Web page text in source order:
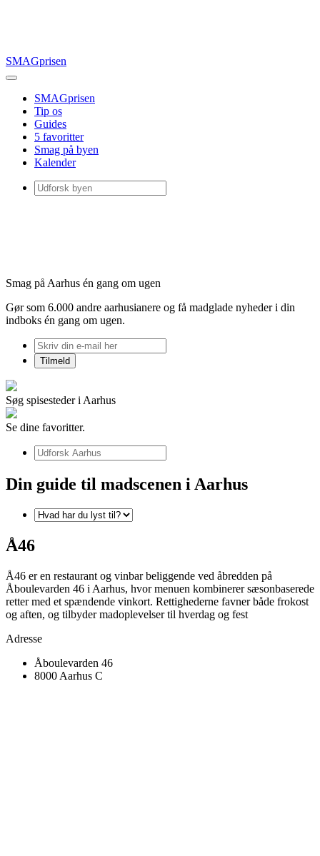
SMAGprisen
SMAGprisen
Tip os
Guides
5 favoritter
Smag på byen
Kalender
Smag på Aarhus én gang om ugen
Gør som 6.000 andre aarhusianere og få madglade nyheder i din
indboks én gang om ugen.
Søg spisesteder i Aarhus
Se dine favoritter.
Din guide til madscenen i Aarhus
Å46
Å46 er en restaurant og vinbar beliggende ved åbredden på
Åboulevarden 46 i Aarhus, hvor menuen kombinerer sæsonbaserede
retter med et spændende vinkort. Rettighederne favner både frokost
og aften, og tilbyder madoplevelser til hverdag og fest
Adresse
Åboulevarden 46
8000 Aarhus C